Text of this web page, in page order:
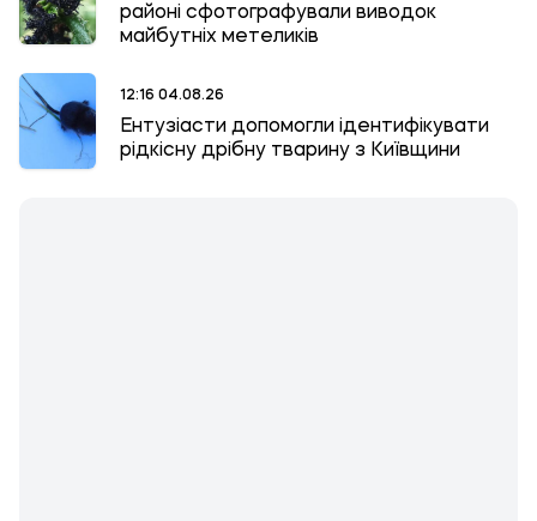
районі сфотографували виводок
майбутніх метеликів
12:16 04.08.26
Ентузіасти допомогли ідентифікувати
рідкісну дрібну тварину з Київщини